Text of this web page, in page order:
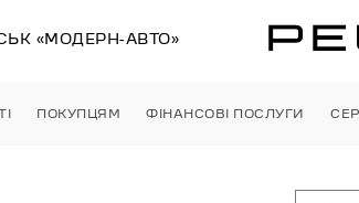
«МОДЕРН-АВТО»
ПОКУПЦЯМ ФІНАНСОВІ ПОСЛУГИ